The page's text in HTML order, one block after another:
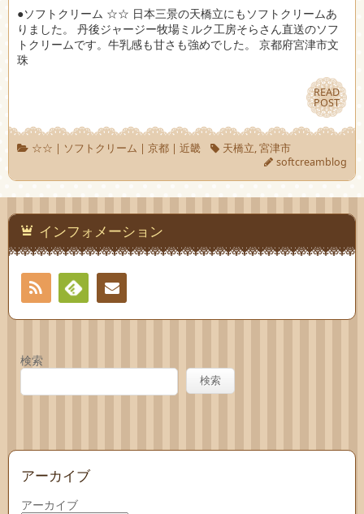
●ソフトクリーム ☆☆ 日本三景の天橋立にもソフトクリームあ
りました。 丹後ジャージー牧場ミルク工房そらさん直送のソフ
トクリームです。牛乳感も甘さも強めでした。 京都府宮津市文
珠
READ
POST
READ
POST
☆☆ ソフトクリーム 京都| 近畿 天橋立,宮津市
softcreamblog
インフォメーション
RSS
Feedlyお問
検索
検索
アーカイブ
アーカイブ